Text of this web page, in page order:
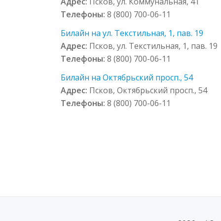
Телефоны:8 (800) 700-06-11
Билайн на ул. Текстильная, 1, пав. 19
Адрес: Псков, ул. Текстильная, 1, пав. 19
Телефоны:8 (800) 700-06-11
Билайн на Октябрьский просп., 54
Адрес: Псков, Октябрьский просп., 54
Телефоны:8 (800) 700-06-11